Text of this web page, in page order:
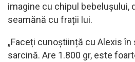
imagine cu chipul bebelușului,
seamănă cu frații lui.
„Faceți cunoștiință cu Alexis
sarcină. Are 1.800 gr, este